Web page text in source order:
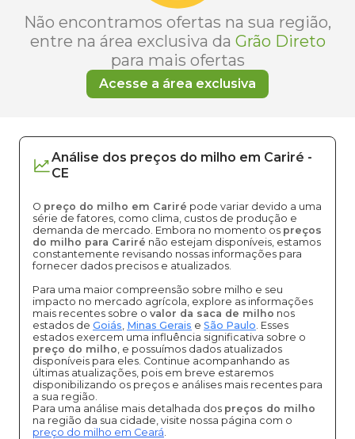
Não encontramos ofertas na sua região,
entre na área exclusiva da Grão Direto
para mais ofertas
Acesse a área exclusiva
Análise dos preços do milho em Cariré -
CE
O preço do milho em Cariré pode variar devido a uma
série de fatores, como clima, custos de produção e
demanda de mercado. Embora no momento os preços
do milho para Cariré não estejam disponíveis, estamos
constantemente revisando nossas informações para
fornecer dados precisos e atualizados.
Para uma maior compreensão sobre milho e seu
impacto no mercado agrícola, explore as informações
mais recentes sobre o valor da saca de milho nos
estados de Goiás, Minas Gerais e São Paulo. Esses
estados exercem uma influência significativa sobre o
preço do milho, e possuímos dados atualizados
disponíveis para eles. Continue acompanhando as
últimas atualizações, pois em breve estaremos
disponibilizando os preços e análises mais recentes para
a sua região.
Para uma análise mais detalhada dos preços do milho
na região da sua cidade, visite nossa página com o
preço do milho em Ceará.